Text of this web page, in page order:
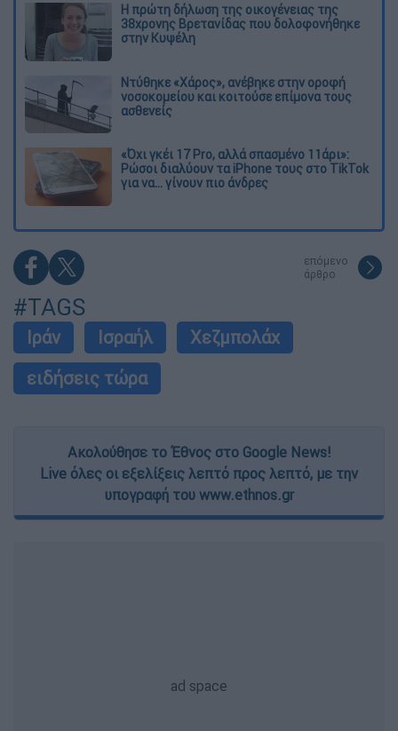
Η πρώτη δήλωση της οικογένειας της
38χρονης Βρετανίδας που δολοφονήθηκε
στην Κυψέλη
Ντύθηκε «Χάρος», ανέβηκε στην οροφή
νοσοκομείου και κοιτούσε επίμονα τους
ασθενείς
«Όχι γκέι 17 Pro, αλλά σπασμένο 11άρι»:
Ρώσοι διαλύουν τα iPhone τους στο TikTok
για να... γίνουν πιο άνδρες
επόμενο
άρθρο
#TAGS
Ιράν Ισραήλ
Χεζμπολάχ
ειδήσεις τώρα
Ακολούθησε το Έθνος στο Google News!
Live όλες οι εξελίξεις λεπτό προς λεπτό, με την
υπογραφή του www.ethnos.gr